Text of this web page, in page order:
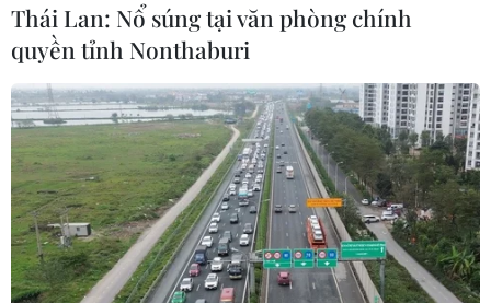
Phú Thọ: Sôi nổi giải Bơi chải Việt
Thái Lan: Nổ súng tại văn phòng chính
quyền tỉnh Nonthaburi